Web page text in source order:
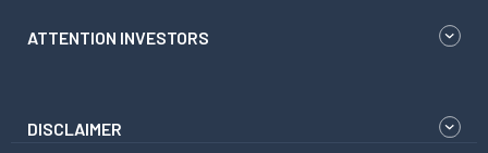
ATTENTION INVESTORS
DISCLAIMER